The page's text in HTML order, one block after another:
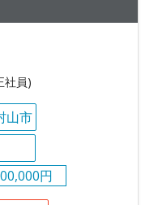
社員)
山市
円